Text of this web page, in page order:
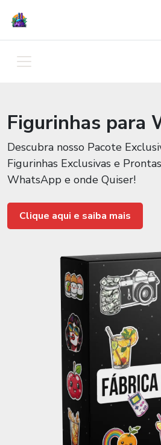
Figurinhas para
Descubra nosso Pacote
Figurinhas Exclusivas e
WhatsApp e onde Quiser!
Clique aqui e saiba mais